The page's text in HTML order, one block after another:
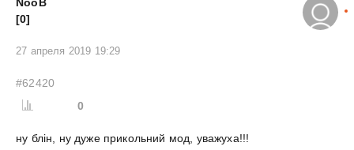
NooB
[0]
27 апреля 2019 19:29
#62420
0
ну блін, ну дуже прикольний мод, уважуха!!!